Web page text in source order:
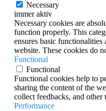
Necessary
immer aktiv
Necessary cookies are
function properly. This
ensures basic functionalities
website. These cookies do
Functional
Functional
Functional cookies help to
sharing the content of the
collect feedbacks, and other
Performance